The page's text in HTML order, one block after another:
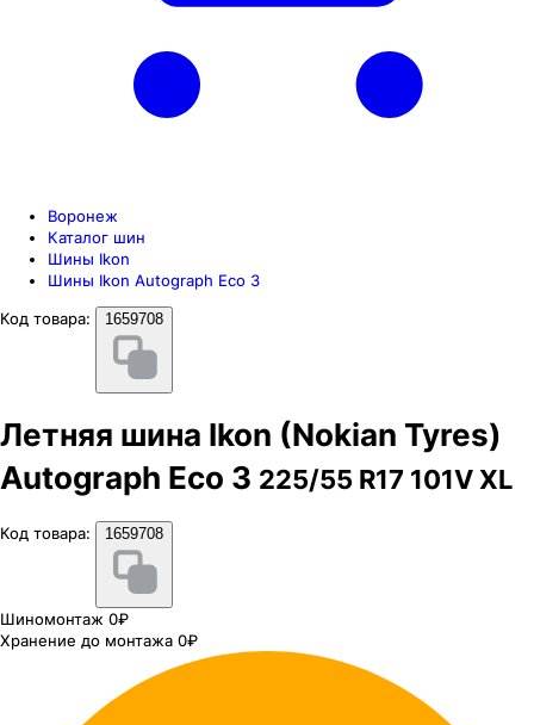
Воронеж
Каталог шин
Шины Ikon
Шины Ikon Autograph Eco 3
Код товара:
1659708
Летняя шина Ikon (Nokian Tyres)
Autograph Eco 3 225/55 R17 101V XL
Код товара: 1659708
Шиномонтаж 0₽
Хранение до монтажа 0₽